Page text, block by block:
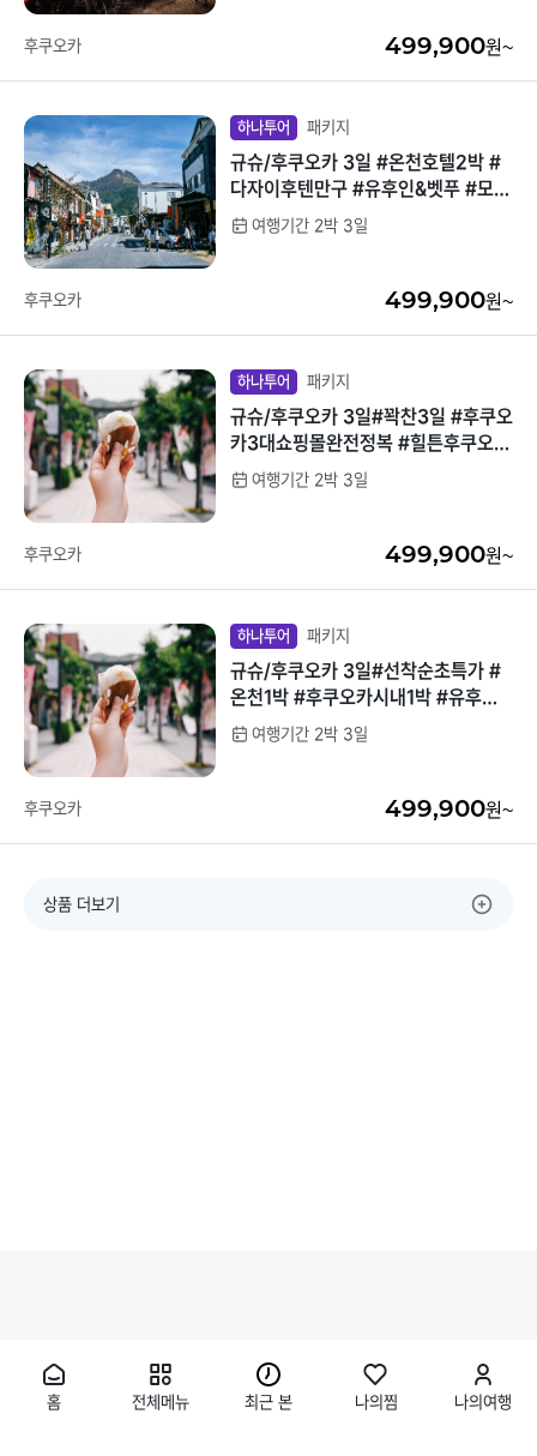
후쿠오카 499,900원~
하나투어 패키지
규슈/후쿠오카 3일 #온천호텔2박 #
다자이후텐만구 #유후인&벳푸 #모모
치해변 #라라포트 자유쇼핑 #현지간
식특전 #벳푸 전망대
여행기간 2박 3일
후쿠오카 499,900원~
하나투어 패키지
규슈/후쿠오카 3일#꽉찬3일 #후쿠오
카3대쇼핑몰완전정복 #힐튼후쿠오카
연박 #이토시마핫플 #필수코스 #라
라포트 #마크이즈 #캐널시티
여행기간 2박 3일
후쿠오카 499,900원~
하나투어 패키지
규슈/후쿠오카 3일#선착순초특가 #
온천1박 #후쿠오카시내1박 #유후인
#벳부 #아소 #호텔식뷔페 #라라포트
자유쇼핑 #꽉찬일정
여행기간 2박 3일
후쿠오카 499,900원~
상품 더보기
홈 전체메뉴 최근 본 나의찜 나의여행